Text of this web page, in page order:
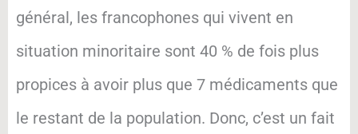
général, les francophones qui vivent en
situation minoritaire sont 40 % de fois plus
propices à avoir plus que 7 médicaments que
le restant de la population. Donc, c’est un fait